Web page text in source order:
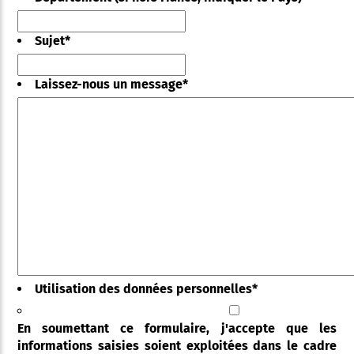
Sujet*
Laissez-nous un message*
Utilisation des données personnelles*
En soumettant ce formulaire, j'accepte que les
informations saisies soient exploitées dans le cadre